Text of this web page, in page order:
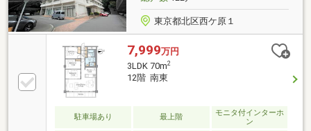
ください。
東京都北区西ケ原１
7,999万円
3LDK 70m2
12階 南東
駐車場あり 最上階
モニタ付インターホ
ン